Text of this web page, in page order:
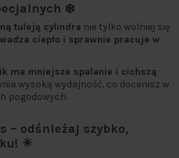
❄️
tuleją cylindra nie tylko wolniej się
ciepło i sprawnie pracuje w
ma mniejsze spalanie i cichszą
wysoką wydajność, co docenisz w
pogodowych.
– odśnieżaj szybko,
✴️